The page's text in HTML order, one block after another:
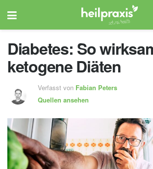
Diabetes: So
ketogene Diäten
Verfasst von Fabian Peters
Quellen ansehen